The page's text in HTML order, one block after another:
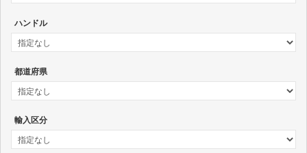
ハンドル
都道府県
輸入区分